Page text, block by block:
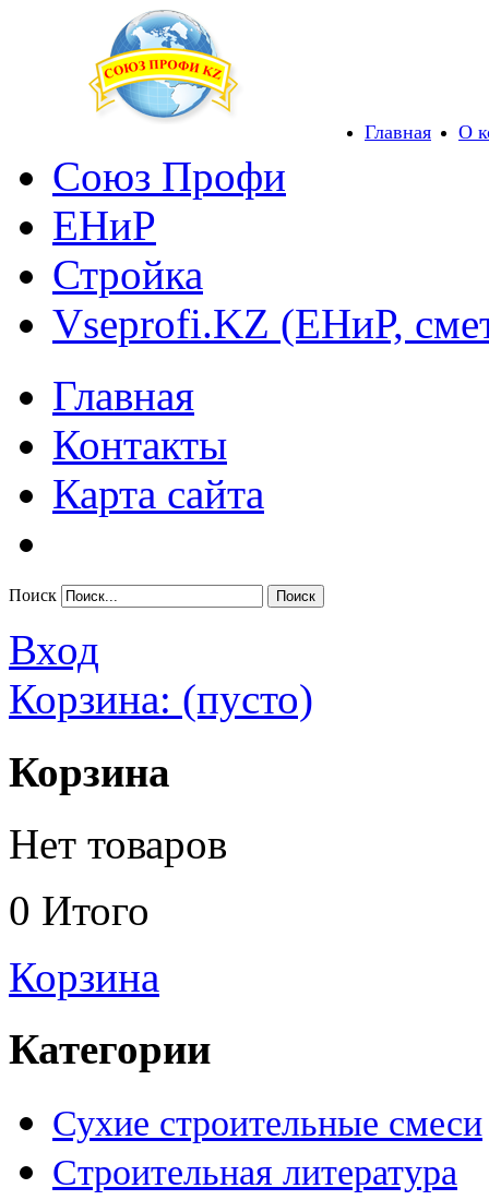
Главная О
Союз Профи
ЕНиР
Стройка
Vseprofi.KZ (ЕНиР,
Главная
Контакты
Карта сайта
Поиск
Вход
Корзина: (пусто)
Корзина
Нет товаров
0 Итого
Корзина
Категории
Сухие строительные смеси
Строительная литература